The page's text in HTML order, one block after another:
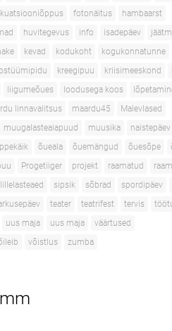
fotonäitus
hambaarst
huvitegevus info isadepäev
kevad kodukoht
kogukonnatunne
kreegipuu kriisimeeskond
liigumeõues loodusega koos
linnavalitsus maardu45
Malevlased
muugalasteaiapuud muusika naistepäev
õueala õuemängud õuesõpe
Progetiiger projekt raamatud
sipsik sõbrad spordipäev
teater teatrifest tervis
uus maja uus maja
väärtused
võistlus zumba